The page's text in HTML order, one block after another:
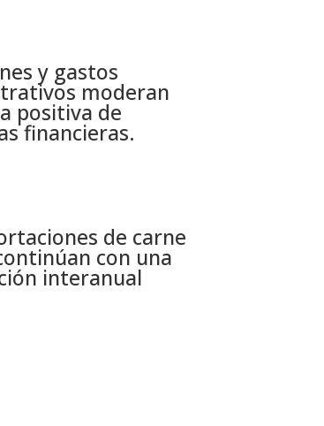
y gastos
moderan
positiva de
financieras​.
de carne
con una
interanual